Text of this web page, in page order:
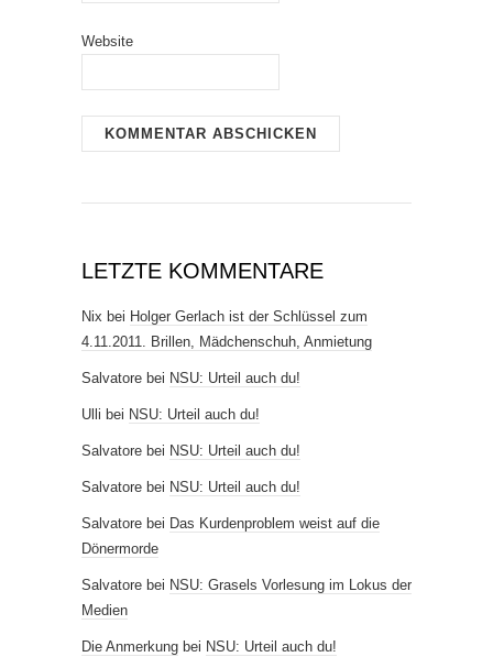
Website
LETZTE KOMMENTARE
Nix bei Holger Gerlach ist der Schlüssel zum
4.11.2011. Brillen, Mädchenschuh, Anmietung
Salvatore bei NSU: Urteil auch du!
Ulli bei NSU: Urteil auch du!
Salvatore bei NSU: Urteil auch du!
Salvatore bei NSU: Urteil auch du!
Salvatore bei Das Kurdenproblem weist auf die
Dönermorde
Salvatore bei NSU: Grasels Vorlesung im Lokus der
Medien
Die Anmerkung bei NSU: Urteil auch du!